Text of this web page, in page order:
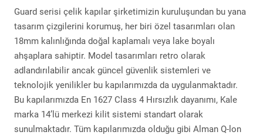
Guard serisi çelik kapılar şirketimizin kuruluşundan bu yana
tasarım çizgilerini korumuş, her biri özel tasarımları olan
18mm kalınlığında doğal kaplamalı veya lake boyalı
ahşaplara sahiptir. Model tasarımları retro olarak
adlandırılabilir ancak güncel güvenlik sistemleri ve
teknolojik yenilikler bu kapılarımızda da uygulanmaktadır.
Bu kapılarımızda En 1627 Class 4 Hırsızlık dayanımı, Kale
marka 14’lü merkezi kilit sistemi standart olarak
sunulmaktadır. Tüm kapılarımızda olduğu gibi Alman Q-lon